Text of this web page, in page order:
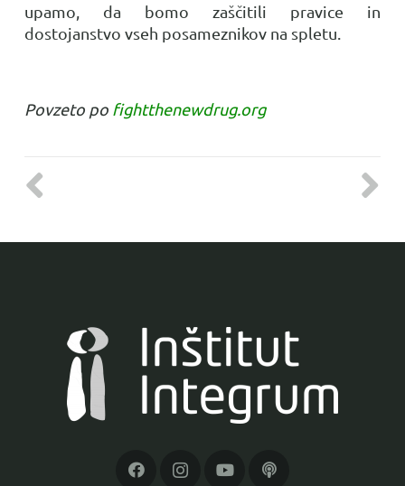
upamo, da bomo zaščitili pravice in
dostojanstvo vseh posameznikov na spletu.
Povzeto po fightthenewdrug.org